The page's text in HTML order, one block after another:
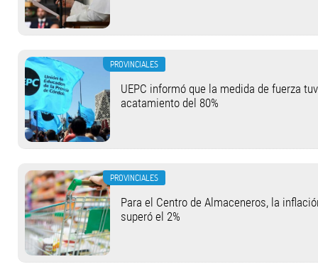
PROVINCIALES
UEPC informó que la medida de fuerza
acatamiento del 80%
PROVINCIALES
Para el Centro de Almaceneros, la
superó el 2%